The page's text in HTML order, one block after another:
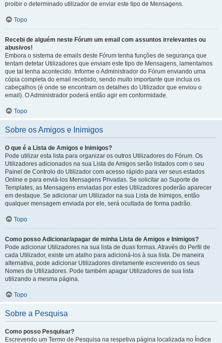
proibir o determinado utilizador de enviar este tipo de Mensagens.
Topo
Recebi de alguém neste Fórum um email com assuntos irrelevantes ou
abusivos!
Embora o sistema de emails deste Fórum tenha funções de segurança que
tentam detetar Utilizadores que enviam este tipo de Mensagens, lamentamos
que tal tenha acontecido. Informe o Administrador do Fórum enviando uma
cópia completa do email recebido, sendo muito importante que inclua os
cabeçalhos (é onde se encontram os detalhes do Utilizador que enviou o
email). O Administrador poderá então agir em conformidade.
Topo
Sobre os Amigos e Inimigos
O que é a Lista de Amigos e Inimigos?
Pode utilizar esta lista para organizar os outros Utilizadores do Fórum. Os
Utilizadores adicionados na sua Lista de Amigos serão listados com o seu
Painel de Controlo do Utilizador com acesso rápido para ver seus estados
Online e para enviá-los Mensagens Privadas. Se solicitar ao Suporte de
Templates, as Mensagens enviadas por estes Utilizadores poderão aparecer
em destaque. Se adicionar um Utilizador na sua Lista de Inimigos, então
qualquer mensagem enviada por ele, será ocultada de forma padrão.
Topo
Como posso Adicionar/apagar de minha Lista de Amigos e Inimigos?
Pode adicionar Utilizadores na sua lista de duas formas. Através do Perfil de
cada Utilizador, existe um atalho para adicioná-los à sua lista. De maneira
alternativa, pode adicionar Utilizadores diretamente escrevendo os seus
Nomes de Utilizadores. Pode também apagar Utilizadores de sua lista
utilizando a mesma página.
Topo
Sobre a Pesquisa
Como posso Pesquisar?
Escrevendo um Termo de Pesquisa na respetiva página localizada no Índice